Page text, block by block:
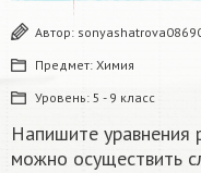
Автор:
Предмет: Химия
Уровень: 5 - 9 класс
Напишите
можно осуществить